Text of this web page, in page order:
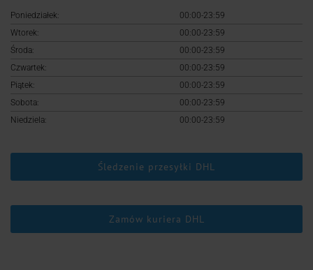
Poniedziałek:
00:00-23:59
Wtorek:
00:00-23:59
Środa:
00:00-23:59
Czwartek:
00:00-23:59
Piątek:
00:00-23:59
Sobota:
00:00-23:59
Niedziela:
00:00-23:59
Śledzenie przesyłki DHL
Zamów kuriera DHL